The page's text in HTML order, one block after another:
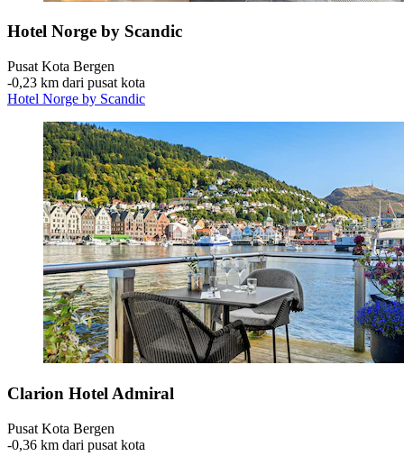
Hotel Norge by Scandic
Pusat Kota Bergen
‐0,23 km dari pusat kota
Hotel Norge by Scandic
Clarion Hotel Admiral
Pusat Kota Bergen
‐0,36 km dari pusat kota